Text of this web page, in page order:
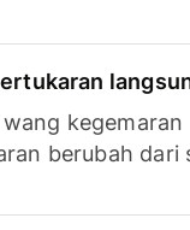
berubah dari